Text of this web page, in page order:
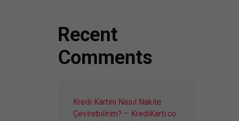
Recent
Comments
Kredi Kartını Nasıl Nakite
Çevirebilirim? – KrediKarti.co